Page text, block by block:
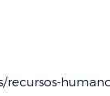
recursos-